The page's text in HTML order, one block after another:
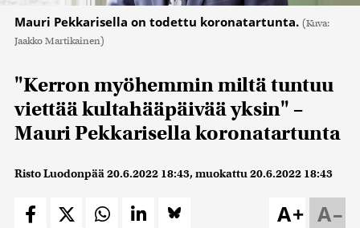
Mauri Pekkarisella on todettu koronatartunta. (Kuva:
Jaakko Martikainen)
"Kerron myöhemmin miltä tuntuu
viettää kultahääpäivää yksin" –
Mauri Pekkarisella koronatartunta
Risto Luodonpää20.6.2022 18:43, muokattu20.6.2022 18:43
A–
A+